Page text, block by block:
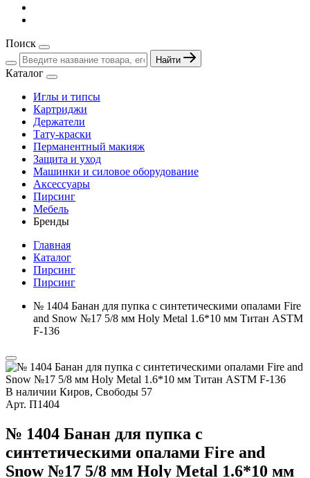
Поиск
Найти
Каталог
Иглы и типсы
Картриджи
Держатели
Тату-краски
Перманентный макияж
Защита и уход
Машинки и силовое оборудование
Аксессуары
Пирсинг
Мебель
Бренды
Главная
Каталог
Пирсинг
Пирсинг
№ 1404 Банан для пупка с синтетическими опалами Fire
and Snow №17 5/8 мм Holy Metal 1.6*10 мм Титан ASTM
F-136
В наличии Киров, Свободы 57
Арт. П1404
№ 1404 Банан для пупка с
синтетическими опалами Fire and
Snow №17 5/8 мм Holy Metal 1.6*10 мм